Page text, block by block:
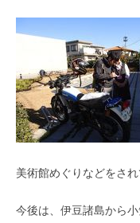
美術館めぐりなどをされ
今後は、伊豆諸島から